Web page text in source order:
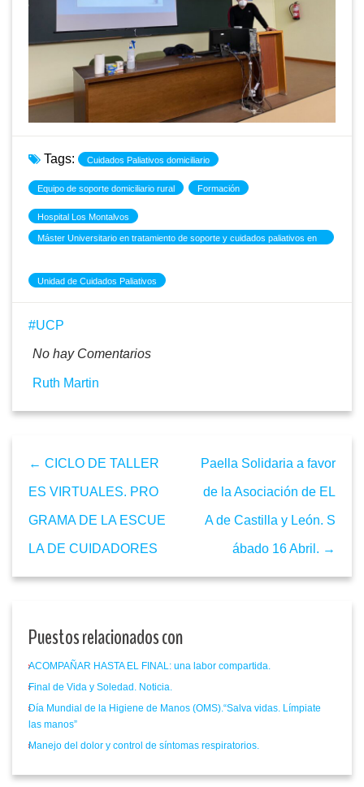
Tags: Cuidados Paliativos domiciliario
Equipo de soporte domiciliario rural Formación
Hospital Los Montalvos
Máster Universitario en tratamiento de soporte y cuidados paliativos en
Unidad de Cuidados Paliativos
UCP
No hay Comentarios
Ruth Martin
← CICLO DE TALLER
ES VIRTUALES. PRO
GRAMA DE LA ESCUE
LA DE CUIDADORES
Paella Solidaria a favor
de la Asociación de EL
A de Castilla y León. S
ábado 16 Abril. →
Puestos relacionados con
ACOMPAÑAR HASTA EL FINAL: una labor compartida.
Final de Vida y Soledad. Noticia.
Día Mundial de la Higiene de Manos (OMS).“Salva vidas. Límpiate
las manos”
Manejo del dolor y control de síntomas respiratorios.